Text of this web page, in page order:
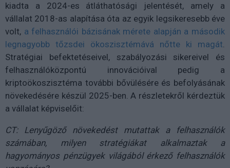
kiadta a 2024-es átláthatósági jelentését, amely a
vállalat 2018-as alapítása óta az egyik legsikeresebb éve
volt, a felhasználói bázisának mérete alapján a második
legnagyobb tőzsdei ökoszisztémává nőtte ki magát.
Stratégiai befektetéseivel, szabályozási sikereivel és
felhasználóközpontú innovációival pedig a
kriptoökoszisztéma további bővülésére és befolyásának
növekedésére készül 2025-ben. A részletekről kérdeztük
a vállalat képviselőit:
CT: Lenyűgöző növekedést mutattak a felhasználók
számában, milyen stratégiákat alkalmaztak a
hagyományos pénzügyek világából érkező felhasználók